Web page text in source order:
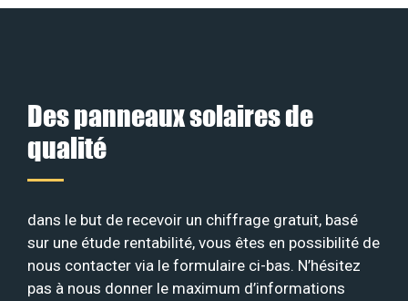
Des panneaux solaires de
qualité
dans le but de recevoir un chiffrage gratuit, basé
sur une étude rentabilité, vous êtes en possibilité de
nous contacter via le formulaire ci-bas. N’hésitez
pas à nous donner le maximum d’informations